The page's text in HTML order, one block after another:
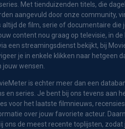
Met tienduizenden titels, die
aangevuld door onze community,
altijd de film, serie of documentaire die
content nou graag op televisie, in de
een streamingsdienst bekijkt, bij
je in enkele klikken naar hetgeen
jouw wensen.
is echter meer dan een
en series. Je bent bij ons tevens aan
voor het laatste filmnieuws,
over jouw favoriete acteur.
ons de meest recente toplijsten, zodat